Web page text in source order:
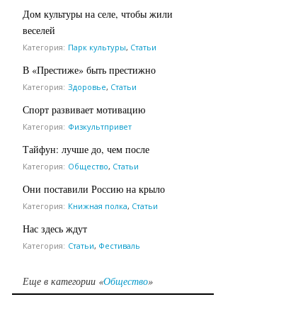
Дом культуры на селе, чтобы жили
веселей
Категория: Парк культуры, Статьи
В «Престиже» быть престижно
Категория: Здоровье, Статьи
Спорт развивает мотивацию
Категория: Физкультпривет
Тайфун: лучше до, чем после
Категория: Общество, Статьи
Они поставили Россию на крыло
Категория: Книжная полка, Статьи
Нас здесь ждут
Категория: Статьи, Фестиваль
Еще в категории «Общество»